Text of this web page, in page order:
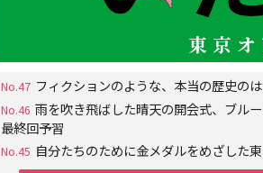
No.47 フィクションのような、本当の歴史の
No.46 雨を吹き飛ばした晴天の開会式、ブル
最終回予習
No.45 自分たちのために金メダルをめざした